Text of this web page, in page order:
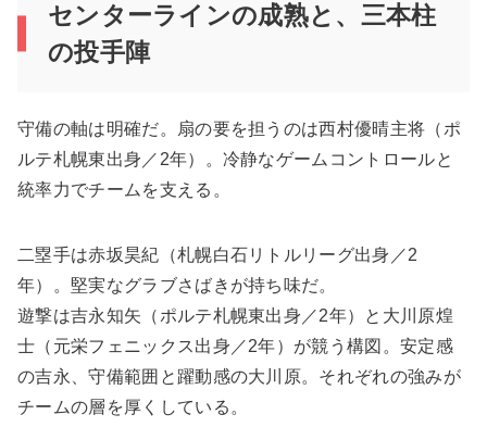
センターラインの成熟と、三本柱
の投手陣
守備の軸は明確だ。扇の要を担うのは西村優晴主将（ポ
ルテ札幌東出身／2年）。冷静なゲームコントロールと
統率力でチームを支える。
二塁手は赤坂昊紀（札幌白石リトルリーグ出身／2
年）。堅実なグラブさばきが持ち味だ。
遊撃は吉永知矢（ポルテ札幌東出身／2年）と大川原煌
士（元栄フェニックス出身／2年）が競う構図。安定感
の吉永、守備範囲と躍動感の大川原。それぞれの強みが
チームの層を厚くしている。